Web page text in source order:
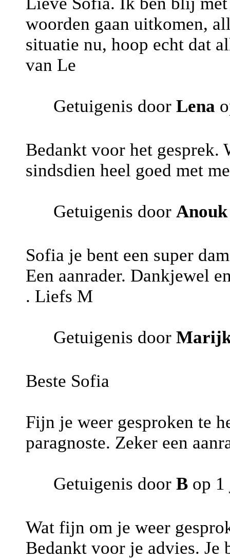
woorden gaan uitkomen,
situatie nu, hoop echt dat
van Le
Getuigenis door Lena
Bedankt voor het gesprek.
sindsdien heel goed met
Getuigenis door Anouk
Sofia je bent een super
Een aanrader. Dankjewel
. Liefs M
Getuigenis door
Beste Sofia
Fijn je weer gesproken te
paragnoste. Zeker een
Getuigenis door B op 1
Wat fijn om je weer
Bedankt voor je advies. Je